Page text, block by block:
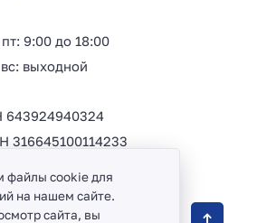
9:00 до 18:00
выходной
643924940324
316645100114233
сантехники и комплектующих
файлы cookie для
на нашем сайте.
сайта, вы